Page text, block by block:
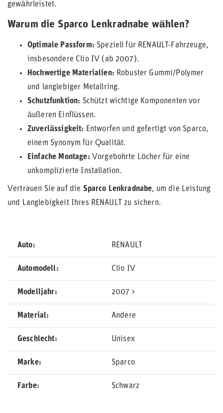
gewährleistet.
Warum die Sparco Lenkradnabe wählen?
Optimale Passform: Speziell für RENAULT-Fahrzeuge,
insbesondere Clio IV (ab 2007).
Hochwertige Materialien: Robuster Gummi/Polymer
und langlebiger Metallring.
Schutzfunktion: Schützt wichtige Komponenten vor
äußeren Einflüssen.
Zuverlässigkeit: Entworfen und gefertigt von Sparco,
einem Synonym für Qualität.
Einfache Montage: Vorgebohrte Löcher für eine
unkomplizierte Installation.
Vertrauen Sie auf die Sparco Lenkradnabe, um die Leistung
und Langlebigkeit Ihres RENAULT zu sichern.
Auto RENAULT
Automodell Clio IV
Modelljahr 2007 >
Material Andere
Geschlecht Unisex
Marke Sparco
Farbe Schwarz